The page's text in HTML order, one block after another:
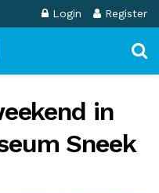
Login Register
in
Sneek